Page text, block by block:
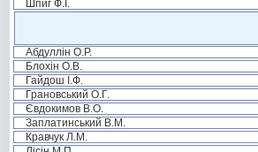
Шпиг Ф.І.
Абдуллін О.Р.
Блохін О.В.
Гайдош І.Ф.
Грановський О.Г.
Євдокимов В.О.
Заплатинський В.М.
Кравчук Л.М.